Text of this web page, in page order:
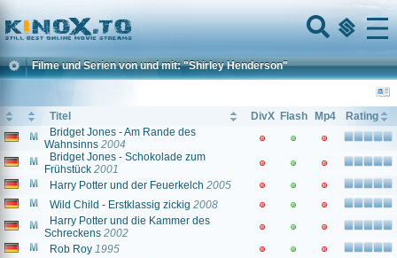
Home
Menu
Filme und Serien von und mit: "Shirley Henderson"
Titel DivX Flash Mp4
Rating
Bridget Jones - Am Rande des
Wahnsinns 2004
Bridget Jones - Schokolade zum
Frühstück 2001
Harry Potter und der Feuerkelch 2005
Wild Child - Erstklassig zickig 2008
Harry Potter und die Kammer des
Schreckens 2002
Rob Roy 1995